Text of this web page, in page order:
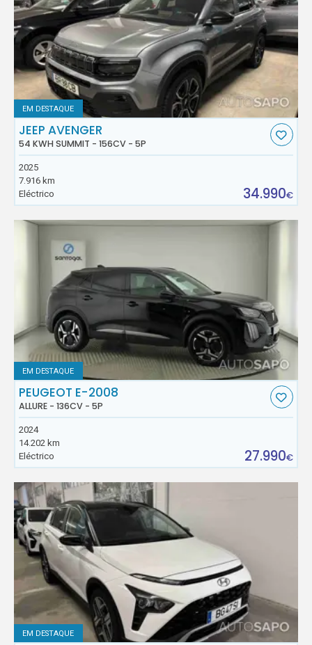
EM DESTAQUE
JEEP AVENGER
54 KWH SUMMIT - 156CV - 5P
2025
7.916 km
Eléctrico
34.990€
EM DESTAQUE
PEUGEOT E-2008
ALLURE - 136CV - 5P
2024
14.202 km
Eléctrico
27.990€
EM DESTAQUE